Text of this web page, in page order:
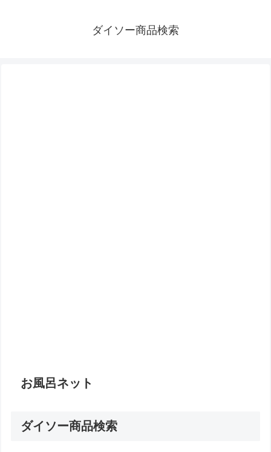
ダイソー商品検索
お風呂ネット
ダイソー商品検索